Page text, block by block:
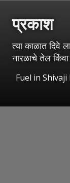
प्रकाश
त्या काळात दिवे
नारळाचे तेल
Fuel in Shivaji